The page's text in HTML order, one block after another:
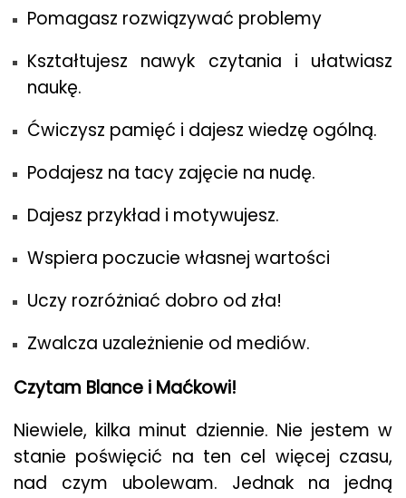
Pomagasz rozwiązywać problemy
Kształtujesz nawyk czytania i ułatwiasz
naukę.
Ćwiczysz pamięć i dajesz wiedzę ogólną.
Podajesz na tacy zajęcie na nudę.
Dajesz przykład i motywujesz.
Wspiera poczucie własnej wartości
Uczy rozróżniać dobro od zła!
Zwalcza uzależnienie od mediów.
Czytam Blance i Maćkowi!
Niewiele, kilka minut dziennie. Nie jestem w
stanie poświęcić na ten cel więcej czasu,
nad czym ubolewam. Jednak na jedną